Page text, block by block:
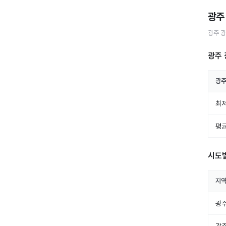
광
광주
광주
광
최
평
시도
지역
광